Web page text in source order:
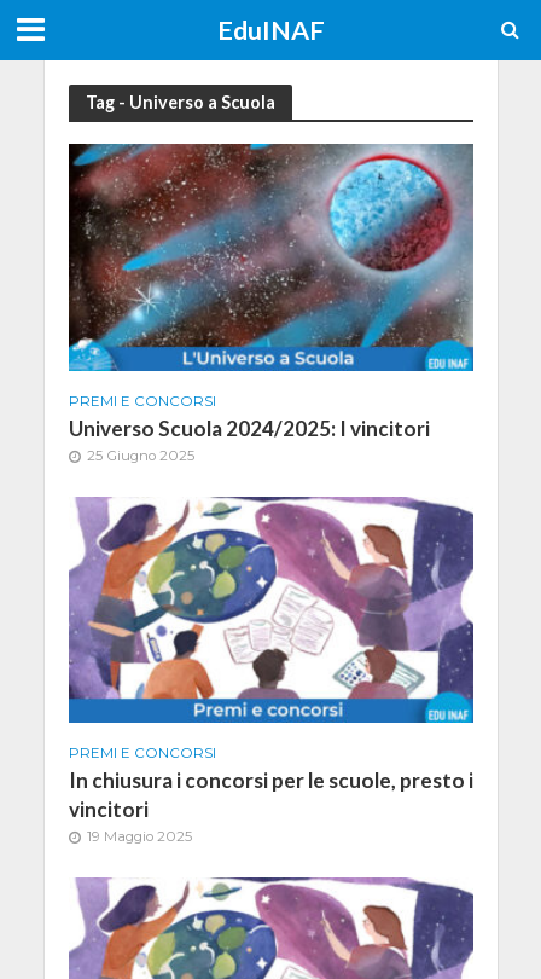
EduINAF
Tag - Universo a Scuola
PREMI E CONCORSI
Universo Scuola 2024/2025: I vincitori
25 Giugno 2025
PREMI E CONCORSI
In chiusura i concorsi per le scuole, presto i
vincitori
19 Maggio 2025